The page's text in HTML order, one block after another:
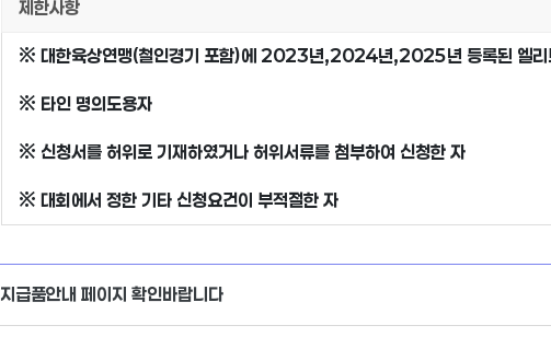
제한사항
※ 대한육상연맹(철인경기 포함)에 2023년,2024년,2025년 등록된 엘리
※ 타인 명의도용자
※ 신청서를 허위로 기재하였거나 허위서류를 첨부하여 신청한 자
※ 대회에서 정한 기타 신청요건이 부적절한 자
지급품안내 페이지 확인바랍니다